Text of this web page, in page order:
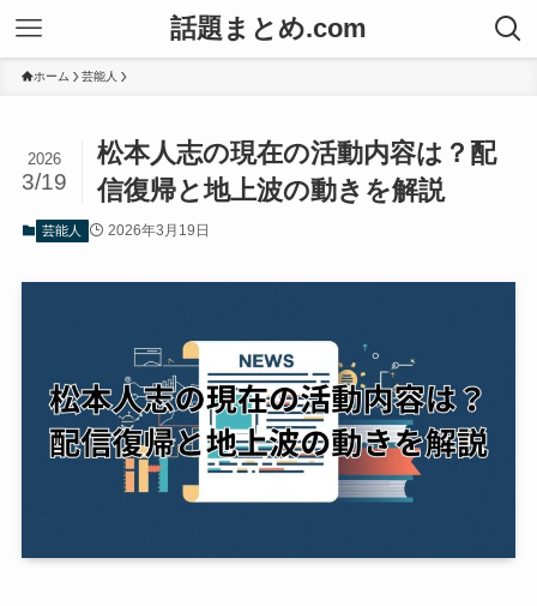
話題まとめ.com
ホーム 芸能人
松本人志の現在の活動内容は？配
信復帰と地上波の動きを解説
2026
3/19
芸能人 2026年3月19日